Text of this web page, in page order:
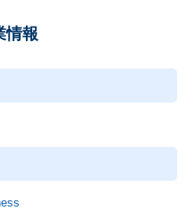
バーも同様にAIを活用し、開
に加え、全社共通のプライベ
トフォームを横断的に活用し
以外にGo、Python、Node.js
ますが、
情報